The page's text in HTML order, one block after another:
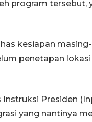
program tersebut,
kesiapan
penetapan
Presiden
yang nantinya
Bulog luncurkan
bisnis di